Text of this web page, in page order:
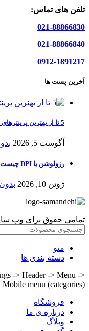
تلفن های تماس:
021-88866830
021-88866840
0912-1891217
آخرین پست ها
5 تا از بهترین پرینترهای hp سال 2026
آگوست 5, 2026
رزولوشن یا DPI چیست؟
ژوئن 10, 2026
تمامی حقوق برای وب
منو
دسته بندی ها
-> Header -> Menu ->
Mobile menu (categories)
فروشگاه
درباره ی ما
وبلاگ